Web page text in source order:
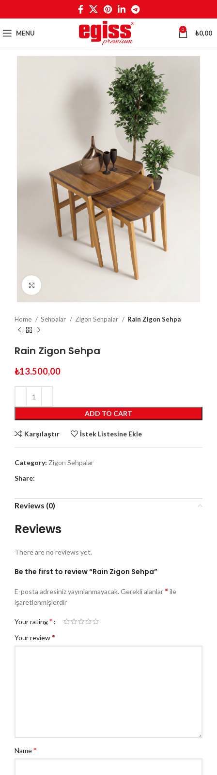
MENU 0 ₺0,00
Home Sehpalar Zigon Sehpalar Rain Zigon Sehpa
Rain Zigon Sehpa
₺13.500,00
ADD TO CART
Karşılaştır İstek Listesine Ekle
Category: Zigon Sehpalar
Share:
Reviews (0)
Reviews
There are no reviews yet.
Be the first to review “Rain Zigon Sehpa”
E-posta adresiniz yayınlanmayacak. Gerekli alanlar* ile
işaretlenmişlerdir
Your rating*
Your review*
Name*